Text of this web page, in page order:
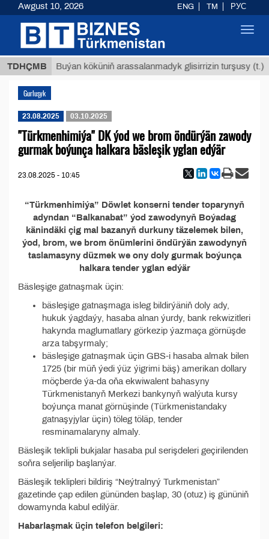
TDHÇMB
ТМТ Buýan köküniň arassalanmadyk glisirrizin turşusy (t.)
Gurluşyk
23.08.2025 03.10.2025
"Türkmenhimiýa" DK ýod we brom öndürýän zawody
gurmak boýunça halkara bäsleşik yglan edýär
23.08.2025 - 10:45
“Türkmenhimiýa” Döwlet konserni tender toparynyň
adyndan “Balkanabat” ýod zawodynyň Boýadag
känindäki çig mal bazanyň durkuny täzelemek bilen,
ýod, brom, we brom önümlerini öndürýän zawodynyň
taslamasyny düzmek we ony doly gurmak boýunça
halkara tender yglan edýär
Bäsleşige gatnaşmak üçin:
bäsleşige gatnaşmaga isleg bildirýäniň doly ady,
hukuk ýagdaýy, hasaba alnan ýurdy, bank rekwizitleri
hakynda maglumatlary görkezip ýazmaça görnüşde
arza tabşyrmaly;
bäsleşige gatnaşmak üçin GBS-i hasaba almak bilen
1725 (bir müň ýedi ýüz ýigrimi bäş) amerikan dollary
möçberde ýa-da oňa ekwiwalent bahasyny
Türkmenistanyň Merkezi bankynyň walýuta kursy
boýunça manat görnüşinde (Türkmenistandaky
gatnaşyjylar üçin) töleg töläp, tender
resminamalaryny almaly.
Bäsleşik teklipli bukjalar hasaba pul serişdeleri geçirilenden
soňra seljerilip başlanýar.
Bäsleşik teklipleri bildiriş “Neýtralnyý Turkmenistan”
gazetinde çap edilen gününden başlap, 30 (otuz) iş gününiň
dowamynda kabul edilýär.
Habarlaşmak üçin telefon belgileri:
Awgust 10, 2026 ENG TM РУС